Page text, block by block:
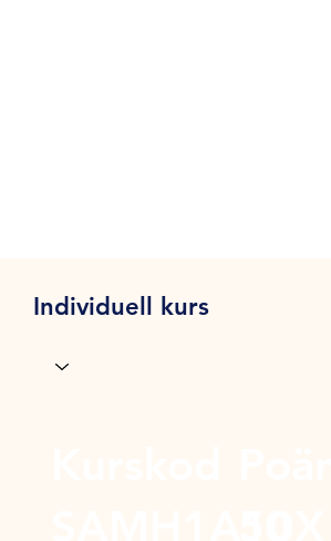
Individuell kurs